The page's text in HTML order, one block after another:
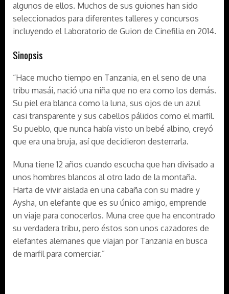
algunos de ellos. Muchos de sus guiones han sido
seleccionados para diferentes talleres y concursos
incluyendo el Laboratorio de Guion de Cinefilia en 2014.
Sinopsis
“Hace mucho tiempo en Tanzania, en el seno de una
tribu masái, nació una niña que no era como los demás.
Su piel era blanca como la luna, sus ojos de un azul
casi transparente y sus cabellos pálidos como el marfil.
Su pueblo, que nunca había visto un bebé albino, creyó
que era una bruja, así que decidieron desterrarla.
Muna tiene 12 años cuando escucha que han divisado a
unos hombres blancos al otro lado de la montaña.
Harta de vivir aislada en una cabaña con su madre y
Aysha, un elefante que es su único amigo, emprende
un viaje para conocerlos. Muna cree que ha encontrado
su verdadera tribu, pero éstos son unos cazadores de
elefantes alemanes que viajan por Tanzania en busca
de marfil para comerciar.”